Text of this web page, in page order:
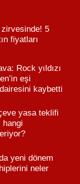
zirvesinde! 5
fiyatları
Rock yıldızı
eşi
kaybetti
yasa teklifi
hangi
yeni dönem
neler